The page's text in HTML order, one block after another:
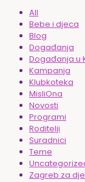
All
Bebe i djeca
Blog
Događanja
Događanja u
Kampanja
Klubkoteka
MisliOna
Novosti
Programi
Roditelji
Suradnici
Teme
Zagreb za